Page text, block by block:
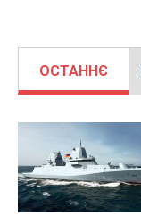
ОСТАННЄ